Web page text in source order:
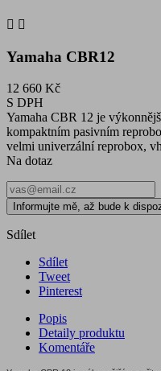
 
Yamaha CBR12
12 660 Kč
S DPH
Yamaha CBR 12 je
kompaktním pasivním
velmi univerzální reprobox,
Na dotaz
Informujte mě, až bude k
Sdílet
Sdílet
Tweet
Pinterest
Popis
Detaily produktu
Komentáře